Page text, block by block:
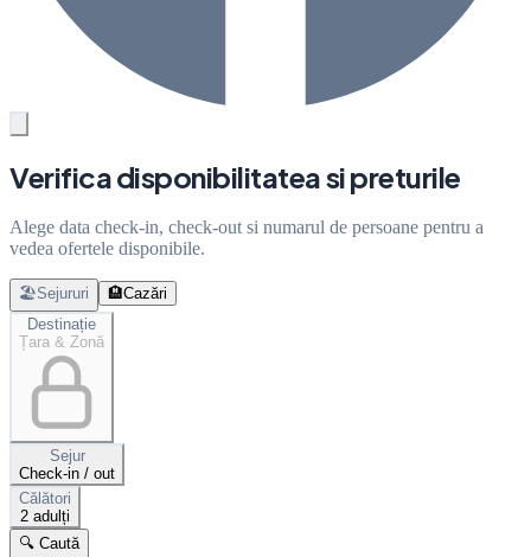
Verifica disponibilitatea si preturile
Alege data check-in, check-out si numarul de persoane pentru a
vedea ofertele disponibile.
🏖️Sejururi 🏨Cazări
Destinație
Țara & Zonă
Sejur
Check-in / out
Călători
2 adulți
🔍 Caută